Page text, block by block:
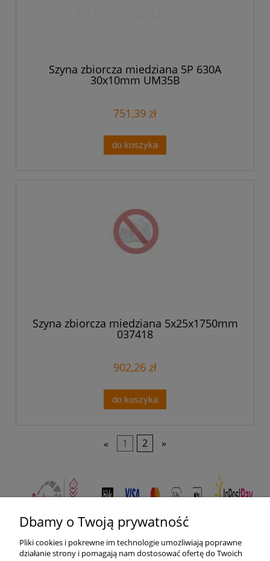
Szyna zbiorcza miedziana 5P 630A
30x10mm UM35B
751,39 zł
do koszyka
Szyna zbiorcza miedziana 5x25x1750mm
037418
902,26 zł
do koszyka
« 1 2 »
Pomoc
Dbamy o Twoją prywatność
Pliki cookies i pokrewne im technologie umożliwiają poprawne
działanie strony i pomagają nam dostosować ofertę do Twoich